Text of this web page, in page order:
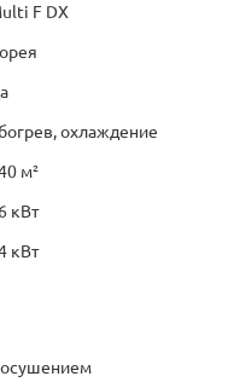
F DX
охлаждение
м²
кВт
кВт
осушением